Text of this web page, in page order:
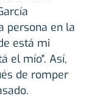
persona en la
está mi
el mío". Así,
de romper